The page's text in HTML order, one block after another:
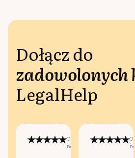
Dołącz do
zadowolonych
LegalHelp
Opublikowano
na:
na: